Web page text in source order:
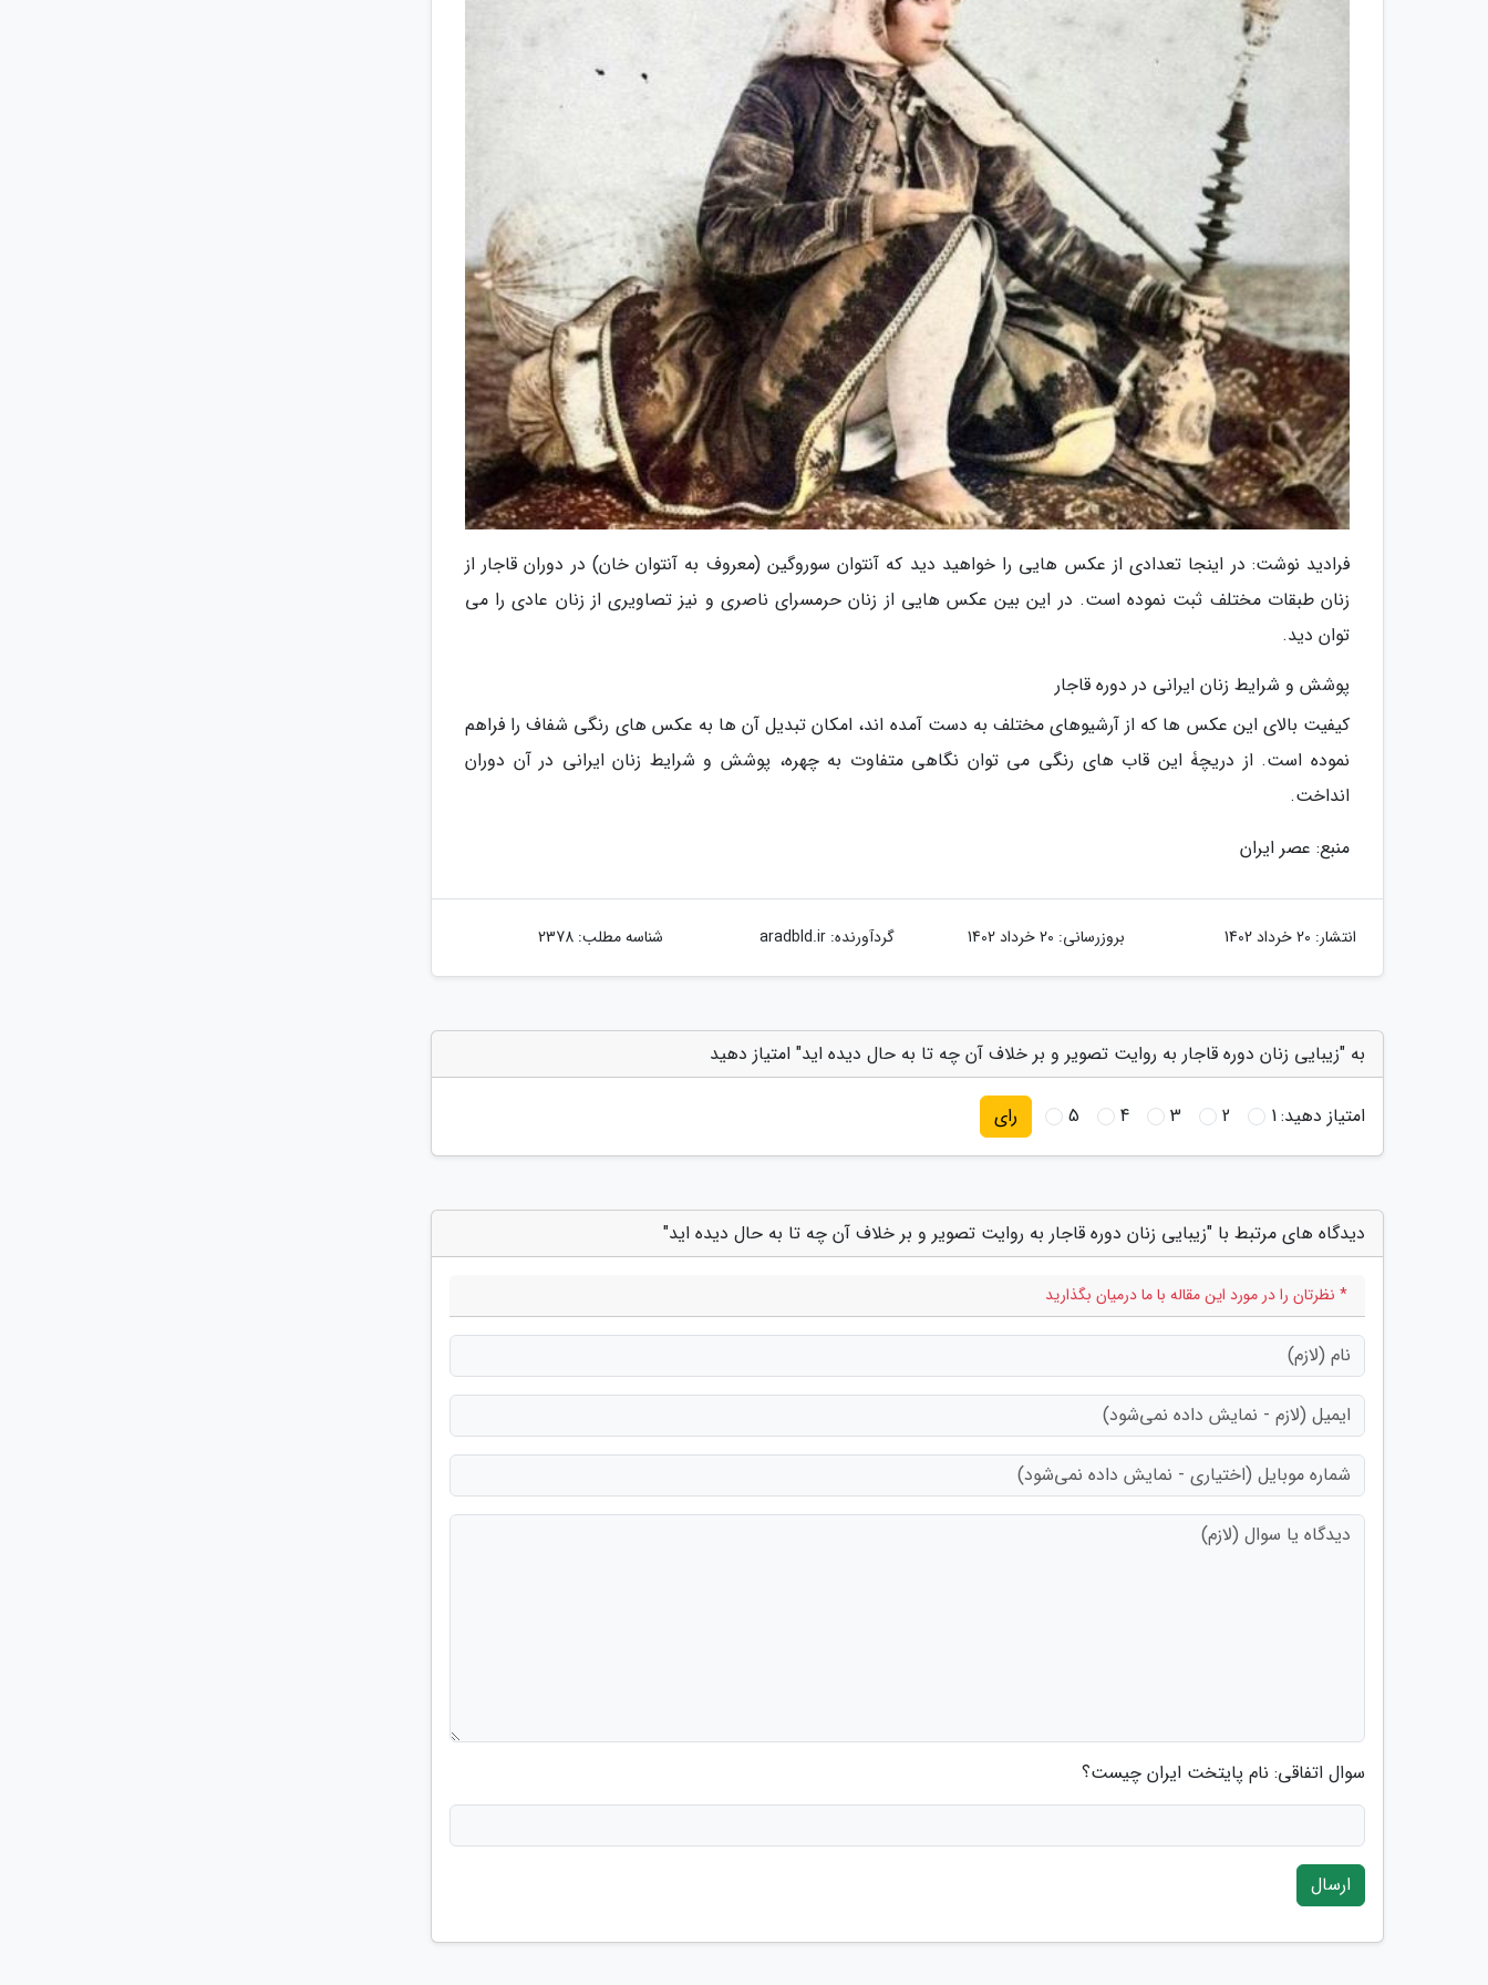
فرادید نوشت: در اینجا تعدادی از عکس هایی را خواهید دید که آنتوان سوروگین (معروف به آنتوان خان) در دوران قاجار از
زنان طبقات مختلف ثبت نموده است. در این بین عکس هایی از زنان حرمسرای ناصری و نیز تصاویری از زنان عادی را می
توان دید.
پوشش و شرایط زنان ایرانی در دوره قاجار
کیفیت بالای این عکس ها که از آرشیوهای مختلف به دست آمده اند، امکان تبدیل آن ها به عکس های رنگی شفاف را فراهم
نموده است. از دریچۀ این قاب های رنگی می توان نگاهی متفاوت به چهره، پوشش و شرایط زنان ایرانی در آن دوران
انداخت.
منبع: عصر ایران
انتشار: 20 خرداد 1402 بروزرسانی: 20 خرداد 1402 گردآورنده:aradbld.ir شناسه مطلب: 2378
به "زیبایی زنان دوره قاجار به روایت تصویر و بر خلاف آن چه تا به حال دیده اید" امتیاز دهید
امتیاز دهید:1
2
3
4
5 رای
دیدگاه های مرتبط با "زیبایی زنان دوره قاجار به روایت تصویر و بر خلاف آن چه تا به حال دیده اید"
* نظرتان را در مورد این مقاله با ما درمیان بگذارید
سوال اتفاقی: نام پایتخت ایران چیست؟
ارسال